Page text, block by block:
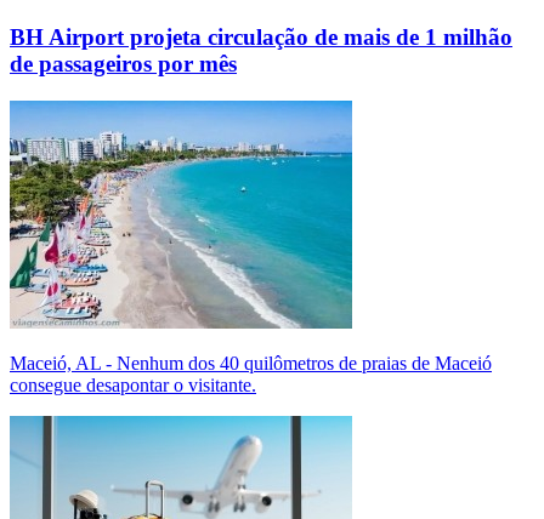
BH Airport projeta circulação de mais de 1 milhão
de passageiros por mês
Maceió, AL - Nenhum dos 40 quilômetros de praias de Maceió
consegue desapontar o visitante.